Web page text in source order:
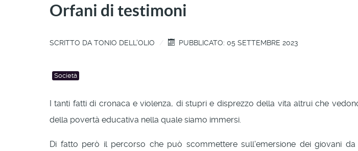
Orfani di testimoni
SCRITTO DA TONIO DELL'OLIO PUBBLICATO: 05 SETTEMBRE 2023
Società
I tanti fatti di cronaca e violenza, di stupri e disprezzo della vita altrui che
della povertà educativa nella quale siamo immersi.
Di fatto però il percorso che può scommettere sull'emersione dei giovani